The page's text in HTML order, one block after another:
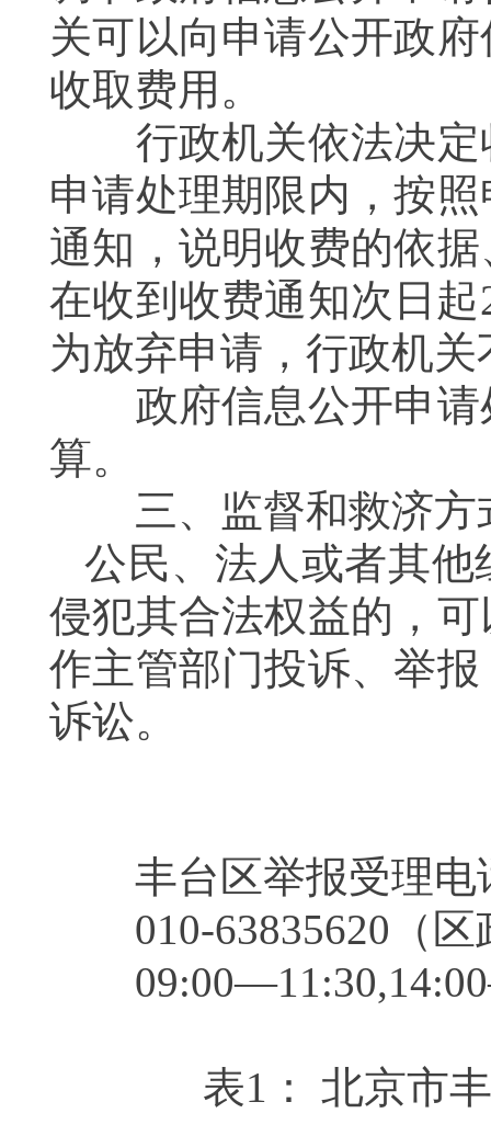
关可以向申请公开政
收取费用。
行政机关依法决定
申请处理期限内，按
通知，说明收费的依
在收到收费通知次日
为放弃申请，行政机
政府信息公开申请
算。
三、监督和救济方
公民、法人或者其
侵犯其合法权益的，
作主管部门投诉、举
诉讼。
丰台区举报受理
010-63835620（
表1： 北京市